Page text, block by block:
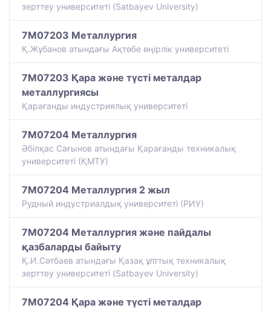
зерттеу университеті (Satbayev University)
7M07203 Металлургия
Қ.Жұбанов атындағы Ақтөбе өңірлік университеті
7M07203 Қара және түсті металдар
металлургиясы
Қарағанды индустриялық университеті
7M07204 Металлургия
Әбілқас Сағынов атындағы Қарағанды техникалық
университеті (ҚМТУ)
7M07204 Металлургия 2 жыл
Рудный индустриалдық университеті (РИУ)
7M07204 Металлургия және пайдалы
қазбаларды байыту
Қ.И.Сәтбаев атындағы Қазақ ұлттық техникалық
зерттеу университеті (Satbayev University)
7M07204 Қара және түсті металдар